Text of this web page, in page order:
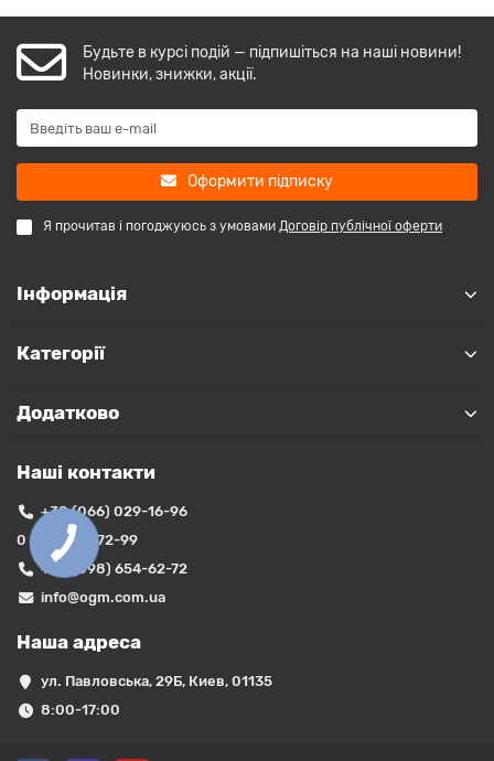
Будьте в курсі подій — підпишіться на наші новини!
Новинки, знижки, акції.
Оформити підписку
Я прочитав і погоджуюсь з умовами Договір публічної оферти
Інформація
Категорії
Додатково
Наші контакти
+38 (066) 029-16-96
0 (800) 35-72-99
+38 (098) 654-62-72
info@ogm.com.ua
Наша адреса
ул. Павловська, 29Б, Киев, 01135
8:00-17:00